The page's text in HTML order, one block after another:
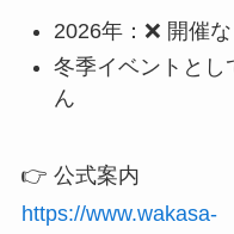
2026年：❌ 開催な
冬季イベントとし
ん
👉 公式案内
https://www.wakasa-